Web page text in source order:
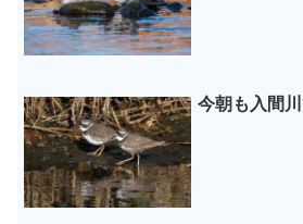
今朝も入間川